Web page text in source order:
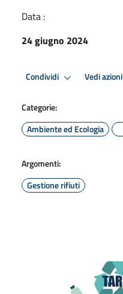
Data :
24 giugno 2024
Condividi Vedi azioni
Categorie:
Ambiente ed Ecologia
Argomenti:
Gestione rifiuti